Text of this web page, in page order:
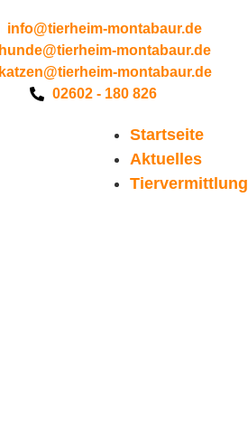
info@tierheim-montabaur.de
hunde@tierheim-montabaur.de
katzen@tierheim-montabaur.de
02602 - 180 826
Startseite
Aktuelles
Tiervermittlung